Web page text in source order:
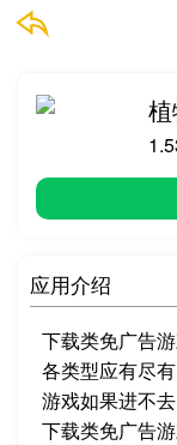
应用介绍
下载类免广告
各类型应有尽
游戏如果进不
下载类免广告